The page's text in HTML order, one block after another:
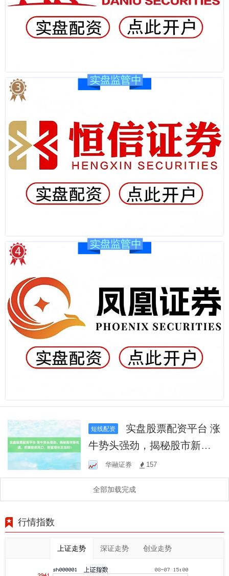
短线配资
牛势头强劲，揭秘股市新机
遇，把握投资风口，财富增
长正当时！
华融证券 157
全部加载完成
行情指数
上证走势 深证走势 创业走势